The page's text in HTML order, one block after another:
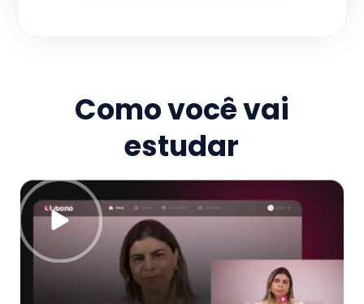
Como você vai
estudar